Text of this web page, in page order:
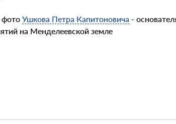
Ушкова Петра Капитоновича -
на Менделеевской земле